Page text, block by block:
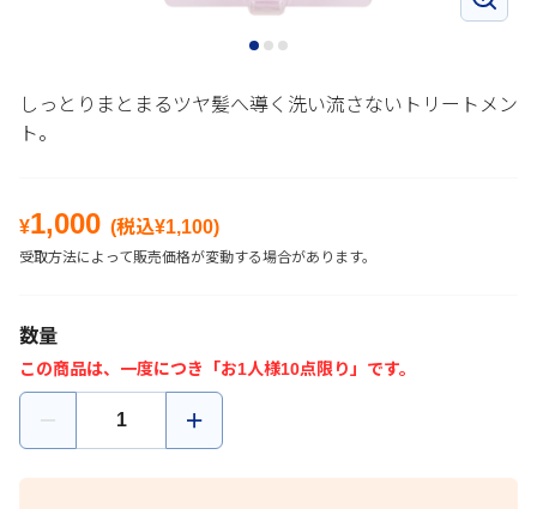
しっとりまとまるツヤ髪へ導く洗い流さないトリートメン
ト。
¥1,000 (税込¥1,100)
受取方法によって販売価格が変動する場合があります。
数量
この商品は、一度につき「お1人様10点限り」です。